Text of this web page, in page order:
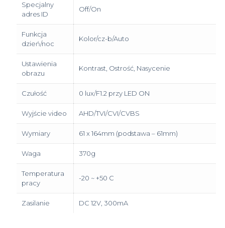
Specjalny
adres ID
Off/On
Funkcja
dzień/noc
Kolor/cz-b/Auto
Ustawienia
obrazu
Kontrast, Ostrość, Nasycenie
Czułość 0 lux/F1.2 przy LED ON
Wyjście video AHD/TVI/CVI/CVBS
Wymiary 61 x 164mm (podstawa – 61mm)
Waga 370g
Temperatura
pracy
-20 ~ +50 C
Zasilanie DC 12V, 300mA